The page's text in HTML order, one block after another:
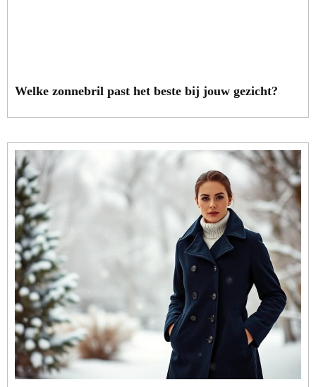
Welke zonnebril past het beste bij jouw gezicht?